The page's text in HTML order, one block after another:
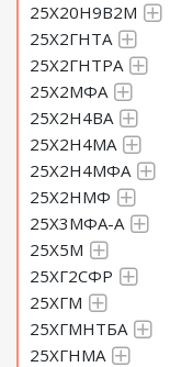
25Х20Н9В2М
25Х2ГНТА
25Х2ГНТРА
25Х2МФА
25Х2Н4ВА
25Х2Н4МА
25Х2Н4МФА
25Х2НМФ
25Х3МФА-А
25Х5М
25ХГ2СФР
25ХГМ
25ХГМНТБА
25ХГНМА